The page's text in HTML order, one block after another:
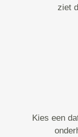
ziet
Kies een